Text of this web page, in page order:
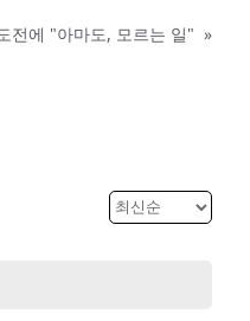
전에 "아마도, 모르는 일" »